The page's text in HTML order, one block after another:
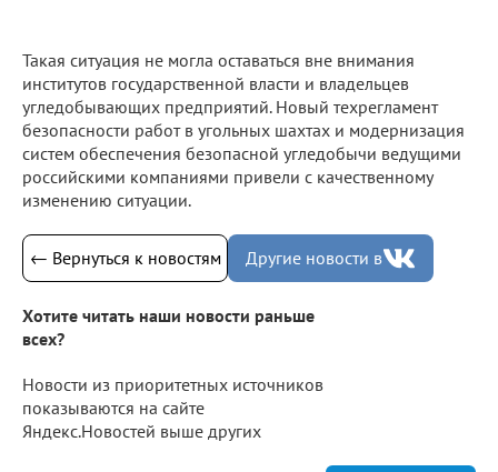
Такая ситуация не могла оставаться вне внимания
институтов государственной власти и владельцев
угледобывающих предприятий. Новый техрегламент
безопасности работ в угольных шахтах и модернизация
систем обеспечения безопасной угледобычи ведущими
российскими компаниями привели с качественному
изменению ситуации.
← Вернуться к новостям Другие новости в
Хотите читать наши новости раньше
всех?
Новости из приоритетных источников
показываются на сайте
Яндекс.Новостей выше других